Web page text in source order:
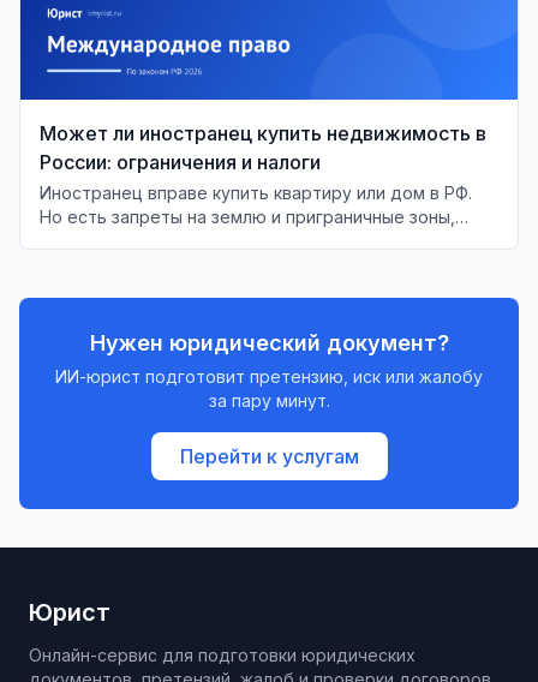
Может ли иностранец купить недвижимость в
России: ограничения и налоги
Иностранец вправе купить квартиру или дом в РФ.
Но есть запреты на землю и приграничные зоны,
Нужен юридический документ?
ИИ-юрист подготовит претензию, иск или жалобу
за пару минут.
Перейти к услугам
Юрист
Онлайн-сервис для подготовки юридических